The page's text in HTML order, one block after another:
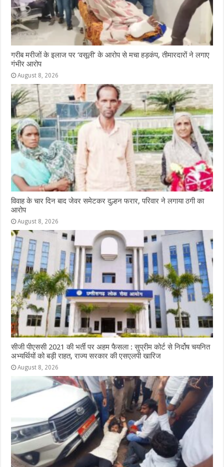
गरीब मरीजों के इलाज पर ‘वसूली’ के आरोप से मचा हड़कंप, तीमारदारों ने लगाए
गंभीर आरोप
August 8, 2026
विवाह के चार दिन बाद जेवर समेटकर दुल्हन फरार, परिवार ने लगाया ठगी का
आरोप
August 8, 2026
सीजी पीएससी 2021 की भर्ती पर अहम फैसला : सुप्रीम कोर्ट से निर्दोष चयनित
अभ्यर्थियों को बड़ी राहत, राज्य सरकार की एसएलपी खारिज
August 8, 2026